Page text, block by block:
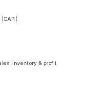
inventory & profit